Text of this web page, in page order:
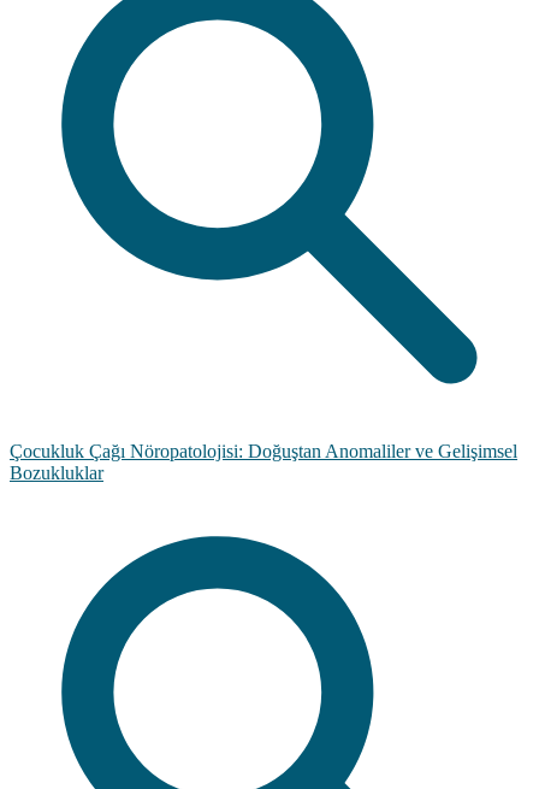
Çocukluk Çağı Nöropatolojisi: Doğuştan Anomaliler ve Gelişimsel
Bozukluklar